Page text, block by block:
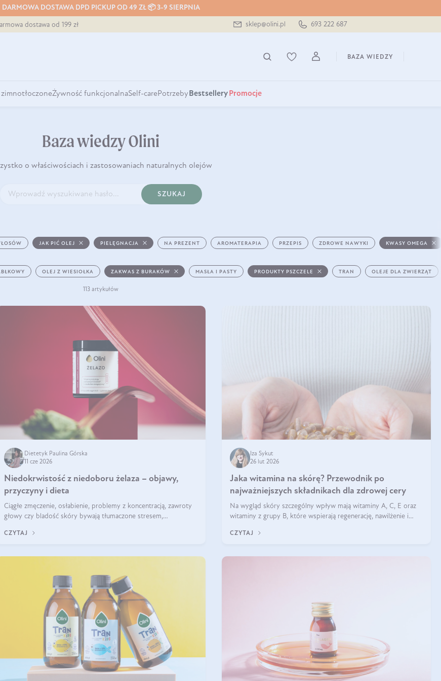
DARMOWA DOSTAWA DPD PICKUP OD 49 ZŁ 📦 3-9 SIERPNIA
dostawa od 199 zł sklep@olini.pl 693 222 687
BAZA WIEDZY
Żywność funkcjonalnaSelf-carePotrzeby Bestsellery Promocje
Baza wiedzy Olini
o właściwościach i zastosowaniach naturalnych olejów
SZUKAJ
JAK PIĆ OLEJ PIELĘGNACJA NA PREZENT AROMATERAPIA PRZEPIS ZDROWE NAWYKI KWASY OMEGA
OLEJ Z WIESIOŁKA ZAKWAS Z BURAKÓW MASŁA I PASTY PRODUKTY PSZCZELE TRAN OLEJE DLA ZWIERZĄT
113 artykułów
Dietetyk Paulina Górska
11 cze 2026
Niedokrwistość z niedoboru żelaza – objawy,
przyczyny i dieta
Ciągłe zmęczenie, osłabienie, problemy z koncentracją, zawroty
głowy czy bladość skóry bywają tłumaczone stresem,
może być niedokrwistość z niedoboru żelaza.
CZYTAJ
Iza Sykut
26 lut 2026
Jaka witamina na skórę? Przewodnik po
najważniejszych składnikach dla zdrowej cery
Na wygląd skóry szczególny wpływ mają witaminy A, C, E oraz
witaminy z grupy B, które wspierają regenerację, nawilżenie i
CZYTAJ